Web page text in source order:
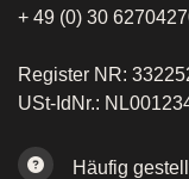
+ 49 (0) 30
Register NR:
USt-IdNr.:
Häufig